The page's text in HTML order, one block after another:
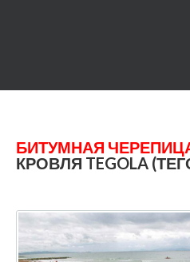
БИТУМНАЯ
КРОВЛЯ TEGOLA